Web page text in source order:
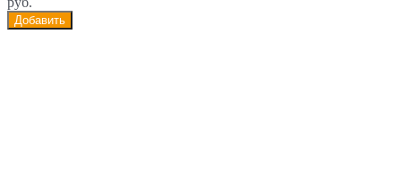
Добавить